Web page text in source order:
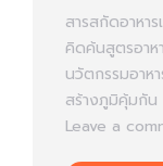
สารสกัดอาหาร
คิดค้นสูตรอาห
นวัตกรรมอาหา
สร้างภูมิคุ้มกัน
Leave a